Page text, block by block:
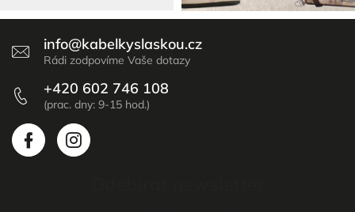
info@kabelkyslaskou.cz
+420 602 746 108